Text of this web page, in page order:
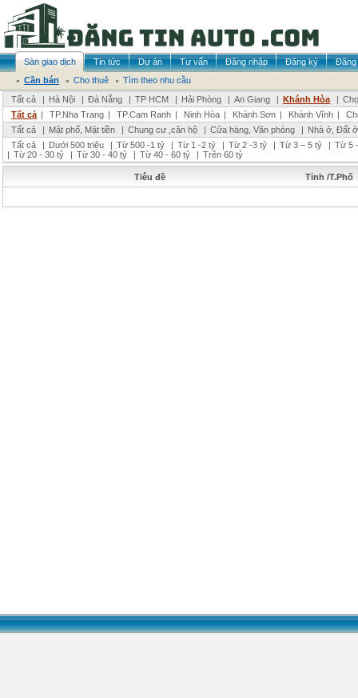
Sàn giao dịch Tin tức Dự án Tư vấn Đăng nhập Đăng ký
Đăng
Cần bán
Cho thuê
Tìm theo nhu cầu
Tất cả
| Hà Nội | Đà Nẵng | TP HCM | Hải Phòng | An Giang | Khánh Hòa |
Tất cả | TP.Nha Trang | TP.Cam Ranh | Ninh Hòa | Khánh Sơn | Khánh Vĩnh |
Tất cả
| Mặt phố, Mặt tiền | Chung cư ,căn hộ | Cửa hàng, Văn phòng | Nhà ở, Đất ở
Tất cả
| Dưới 500 triệu | Từ 500 -1 tỷ | Từ 1 -2 tỷ | Từ 2 -3 tỷ | Từ 3 – 5 tỷ | Từ 5
| Từ 20 - 30 tỷ | Từ 30 - 40 tỷ | Từ 40 - 60 tỷ | Trên 60 tỷ
Tiêu đề Tỉnh /T.Phố